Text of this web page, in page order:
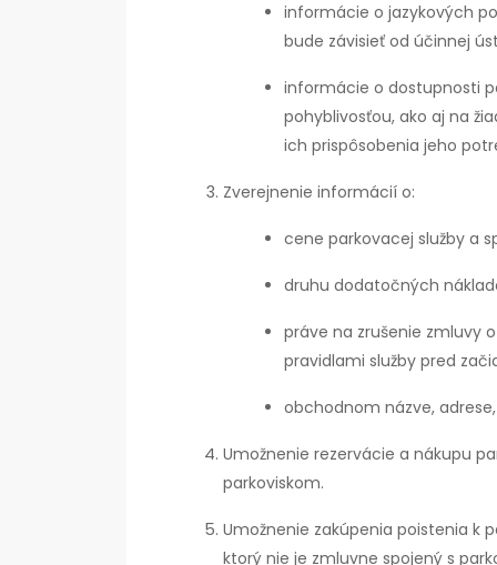
informácie o jazykových
bude závisieť od účinnej
informácie o dostupnosti
pohyblivosťou, ako aj na
ich prispôsobenia jeho
Zverejnenie informácií o:
cene parkovacej služby a
druhu dodatočných
práve na zrušenie zmluvy
pravidlami služby pred
obchodnom názve,
Umožnenie rezervácie a nákupu
parkoviskom.
Umožnenie zakúpenia poistenia k
ktorý nie je zmluvne spojený s